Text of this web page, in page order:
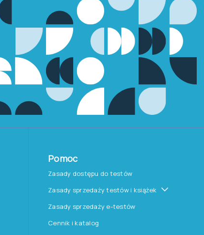
Pomoc
Zasady dostępu do testów
Zasady sprzedaży testów i książek
Zasady sprzedaży e-testów
Cennik i katalog